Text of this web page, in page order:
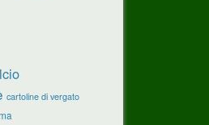
cartoline di vergato